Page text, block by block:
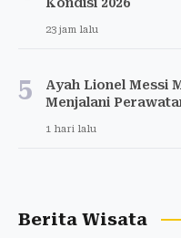
23 jam lalu
5
Ayah Lionel Messi
Menjalani
1 hari lalu
Berita Wisata